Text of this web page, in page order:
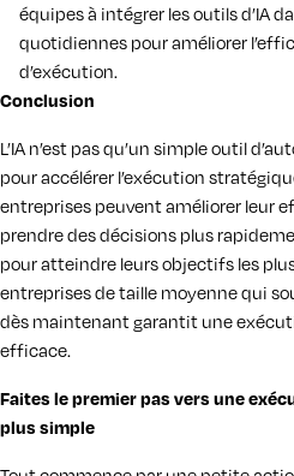
équipes à intégrer les outils d’IA
quotidiennes pour améliorer
d’exécution.
Conclusion
L’IA n’est pas qu’un simple outil
pour accélérer l’exécution
entreprises peuvent améliorer leur
prendre des décisions plus
pour atteindre leurs objectifs les
entreprises de taille moyenne qui
dès maintenant garantit une
efficace.
Faites le premier pas vers une
plus simple